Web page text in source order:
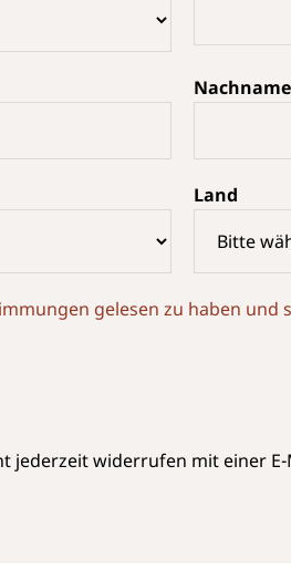
Land
gelesen zu haben und
jederzeit widerrufen mit einer